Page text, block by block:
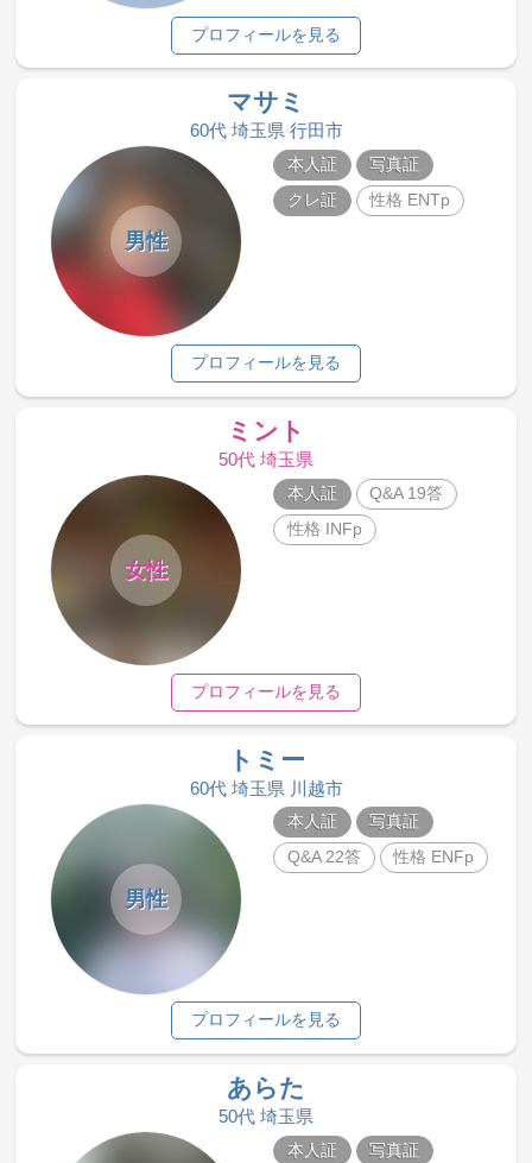
プロフィールを見る
マサミ
60代 埼玉県 行田市
男性
本人証
写真証
クレ証
性格 ENTp
プロフィールを見る
ミント
50代 埼玉県
女性
本人証
Q&A 19答
性格 INFp
プロフィールを見る
トミー
60代 埼玉県 川越市
男性
本人証
写真証
Q&A 22答
性格 ENFp
プロフィールを見る
あらた
50代 埼玉県
本人証
写真証